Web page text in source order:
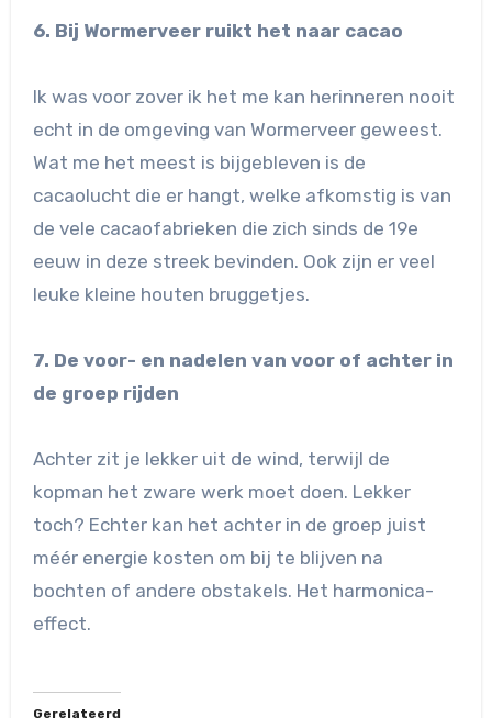
6. Bij Wormerveer ruikt het naar cacao
Ik was voor zover ik het me kan herinneren nooit
echt in de omgeving van Wormerveer geweest.
Wat me het meest is bijgebleven is de
cacaolucht die er hangt, welke afkomstig is van
de vele cacaofabrieken die zich sinds de 19e
eeuw in deze streek bevinden. Ook zijn er veel
leuke kleine houten bruggetjes.
7. De voor- en nadelen van voor of achter in
de groep rijden
Achter zit je lekker uit de wind, terwijl de
kopman het zware werk moet doen. Lekker
toch? Echter kan het achter in de groep juist
méér energie kosten om bij te blijven na
bochten of andere obstakels. Het harmonica-
effect.
Gerelateerd